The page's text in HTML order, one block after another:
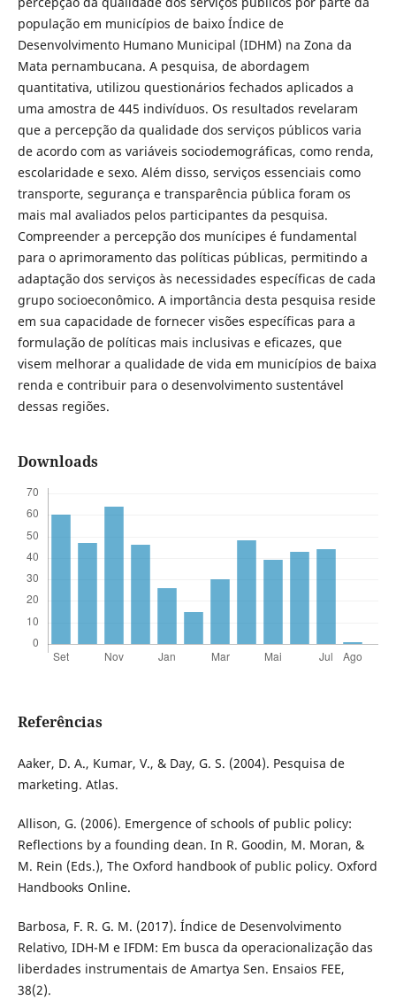
população em municípios de baixo Índice de
Desenvolvimento Humano Municipal (IDHM) na Zona da
Mata pernambucana. A pesquisa, de abordagem
quantitativa, utilizou questionários fechados aplicados a
uma amostra de 445 indivíduos. Os resultados revelaram
que a percepção da qualidade dos serviços públicos varia
de acordo com as variáveis sociodemográficas, como renda,
escolaridade e sexo. Além disso, serviços essenciais como
transporte, segurança e transparência pública foram os
mais mal avaliados pelos participantes da pesquisa.
Compreender a percepção dos munícipes é fundamental
para o aprimoramento das políticas públicas, permitindo a
adaptação dos serviços às necessidades específicas de cada
grupo socioeconômico. A importância desta pesquisa reside
em sua capacidade de fornecer visões específicas para a
formulação de políticas mais inclusivas e eficazes, que
visem melhorar a qualidade de vida em municípios de baixa
renda e contribuir para o desenvolvimento sustentável
dessas regiões.
Downloads
Referências
Aaker, D. A., Kumar, V., & Day, G. S. (2004). Pesquisa de
marketing. Atlas.
Allison, G. (2006). Emergence of schools of public policy:
Reflections by a founding dean. In R. Goodin, M. Moran, &
M. Rein (Eds.), The Oxford handbook of public policy. Oxford
Handbooks Online.
Barbosa, F. R. G. M. (2017). Índice de Desenvolvimento
Relativo, IDH-M e IFDM: Em busca da operacionalização das
liberdades instrumentais de Amartya Sen. Ensaios FEE,
38(2).